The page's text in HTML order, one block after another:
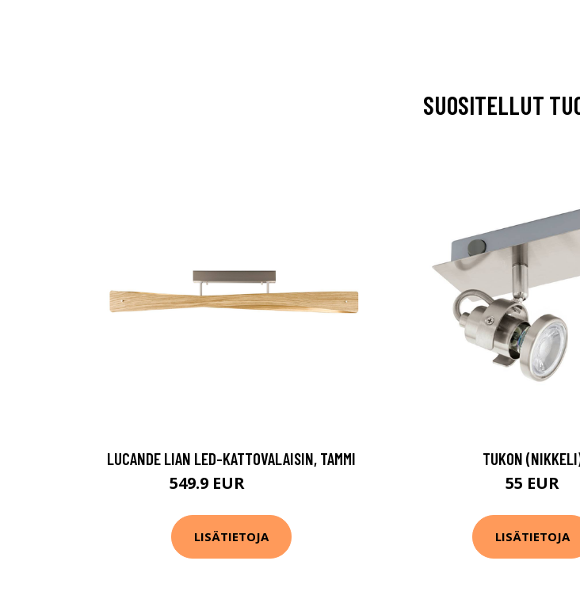
SUOSITELLUT
LUCANDE LIAN LED-KATTOVALAISIN, TAMMI
549.9 EUR
LISÄTIETOJA
TUKON
55 EUR
LISÄTIETOJA